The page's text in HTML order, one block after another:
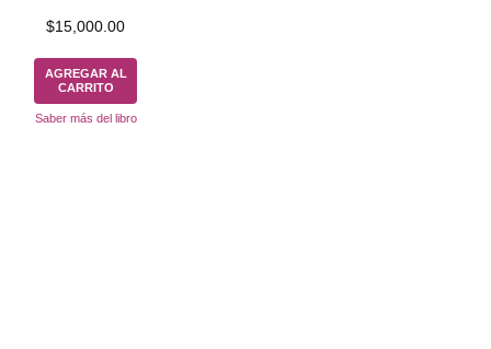
$15,000.00
AGREGAR AL
CARRITO
Saber más del libro